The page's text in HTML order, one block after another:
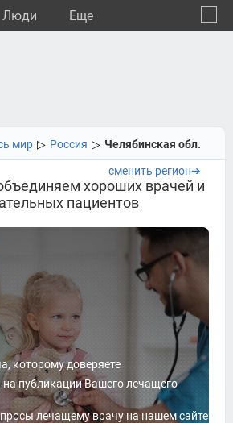
Люди Eще
мир ▷ Россия ▷ Челябинская обл.
сменить регион➔
хороших врачей и
пациентов
которому доверяете
публикации Вашего лечащего
лечащему врачу на нашем сайте